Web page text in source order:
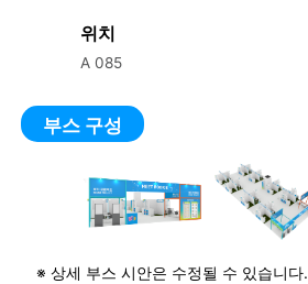
위치
A 085
부스 구성
※ 상세 부스 시안은 수정될 수 있습니다.